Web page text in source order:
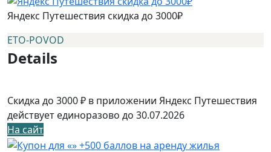
Яндекс Путешествия скидка до 3000₽
ETO-POVOD
Details
Скидка до 3000 ₽ в приложении Яндекс Путешествия
действует единоразово до 30.07.2026
На сайт